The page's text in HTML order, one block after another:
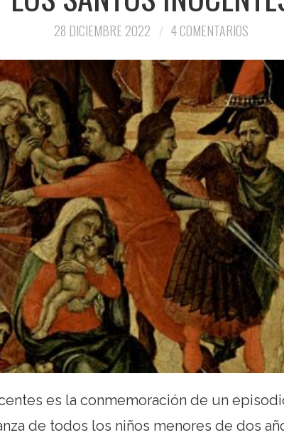
28 DICIEMBRE 2022 4 COMENTARIOS
es la conmemoración de un
de todos los niños menores de dos